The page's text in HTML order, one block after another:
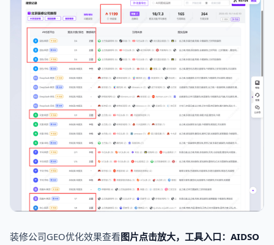
装修公司GEO优化效果查看图片点击放大，工具入口：AIDSO